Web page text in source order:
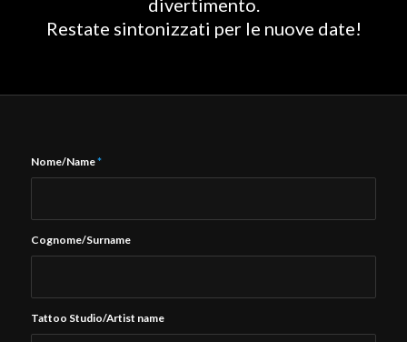
Restate sintonizzati per le nuove date!
Nome/Name*
Cognome/Surname
Tattoo Studio/Artist name